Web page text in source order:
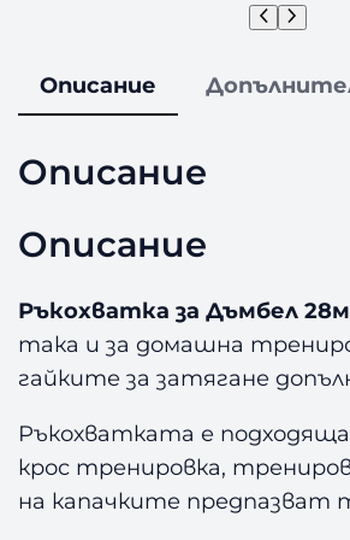
Описание
Описание
Описание
Ръкохватка за Дъмбел
така и за домашна
гайките за затягане
Ръкохватката е подходяща
крос тренировка,
на капачките